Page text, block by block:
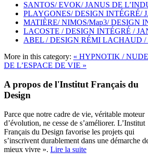
SANTOS/ EVOK/ JANUS DE
PLAYGONES/ DESIGN INTÉGRÉ/
MATIÈRE/ NIMOS/Map3/ DESIGN
LACOSTE / DESIGN INTÉGRÉ /
ABEL / DESIGN RÉMI LACHAUD /
More in this category: « HYPNOTIK /
DE L’ESPACE DE VIE »
A propos de l'Institut Français du
Design
Parce que notre cadre de vie, véritable moteur
d’évolution, ne cesse de s’améliorer. L’Institut
Français du Design favorise les projets qui
s’inscrivent durablement dans une démarche
mieux vivre ». Lire la suite